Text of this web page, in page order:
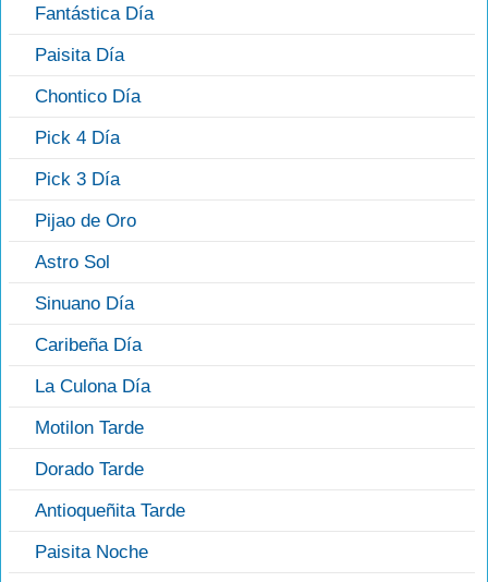
Fantástica Día
Paisita Día
Chontico Día
Pick 4 Día
Pick 3 Día
Pijao de Oro
Astro Sol
Sinuano Día
Caribeña Día
La Culona Día
Motilon Tarde
Dorado Tarde
Antioqueñita Tarde
Paisita Noche